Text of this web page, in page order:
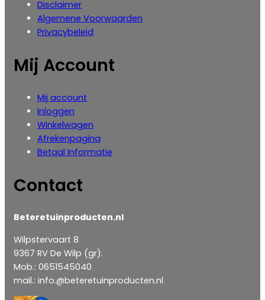
Disclaimer
Algemene Voorwaarden
Privacybeleid
Mij Account
Mij account
Inloggen
‎Winkelwagen
Afrekenpagina
Betaal Informatie
Contact
Beteretuinproducten.nl
Wilpstervaart 8
9367 RV De Wilp (gr).
Mob.: 0651545040
mail.: info.@beteretuinproducten.nl